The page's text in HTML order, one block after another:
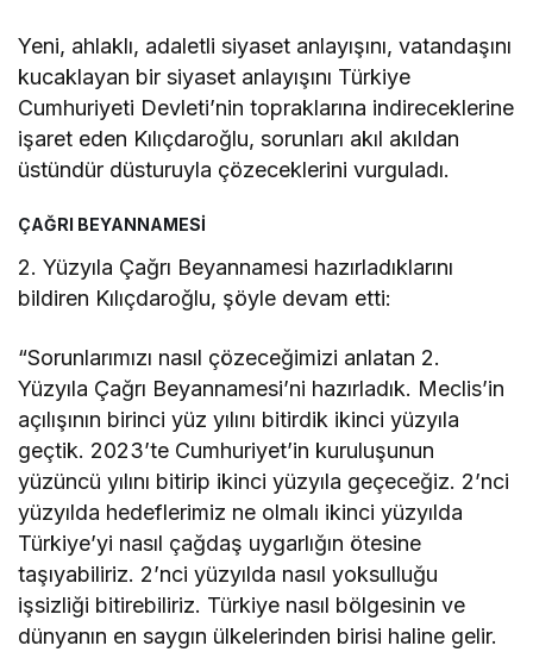
Yeni, ahlaklı, adaletli siyaset anlayışını, vatandaşını
kucaklayan bir siyaset anlayışını Türkiye
Cumhuriyeti Devleti’nin topraklarına indireceklerine
işaret eden Kılıçdaroğlu, sorunları akıl akıldan
üstündür düsturuyla çözeceklerini vurguladı.
ÇAĞRI BEYANNAMESİ
2. Yüzyıla Çağrı Beyannamesi hazırladıklarını
bildiren Kılıçdaroğlu, şöyle devam etti:
“Sorunlarımızı nasıl çözeceğimizi anlatan 2.
Yüzyıla Çağrı Beyannamesi’ni hazırladık. Meclis’in
açılışının birinci yüz yılını bitirdik ikinci yüzyıla
geçtik. 2023’te Cumhuriyet’in kuruluşunun
yüzüncü yılını bitirip ikinci yüzyıla geçeceğiz. 2’nci
yüzyılda hedeflerimiz ne olmalı ikinci yüzyılda
Türkiye’yi nasıl çağdaş uygarlığın ötesine
taşıyabiliriz. 2’nci yüzyılda nasıl yoksulluğu
işsizliği bitirebiliriz. Türkiye nasıl bölgesinin ve
dünyanın en saygın ülkelerinden birisi haline gelir.